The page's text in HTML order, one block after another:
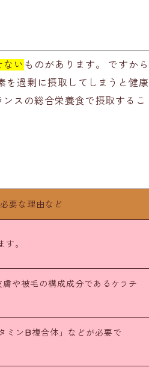
ない ものがあります。 ですから
を過剰に摂取してしまうと健康
スの総合栄養食で摂取するこ
要な理由など
。
や被毛の構成成分であるケラチ
ミンB複合体」などが必要で